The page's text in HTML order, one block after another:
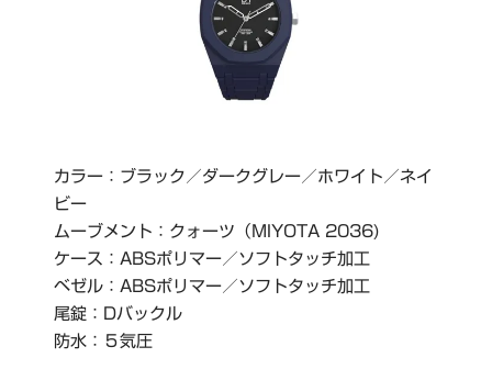
カラー：ブラック／ダークグレー／ホワイト／ネイ
ビー
ムーブメント：クォーツ（MIYOTA 2036)
ケース：ABSポリマー／ソフトタッチ加工
ベゼル：ABSポリマー／ソフトタッチ加工
尾錠：Dバックル
防水：５気圧